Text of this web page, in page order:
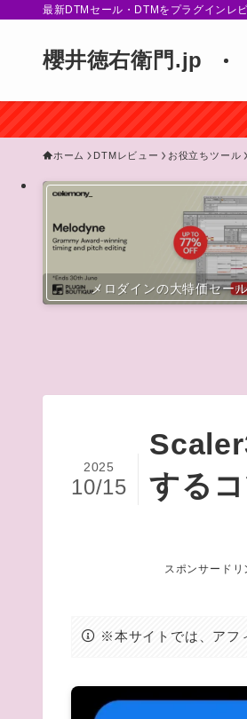
最新DTMセール・DTMをプラグインレ
櫻井徳右衛門.jp
ホーム DTMレビュー お役立ちツール
メロダインの大特価セー
する
2025
10/15
スポンサードリ
※本サイトでは、アフ